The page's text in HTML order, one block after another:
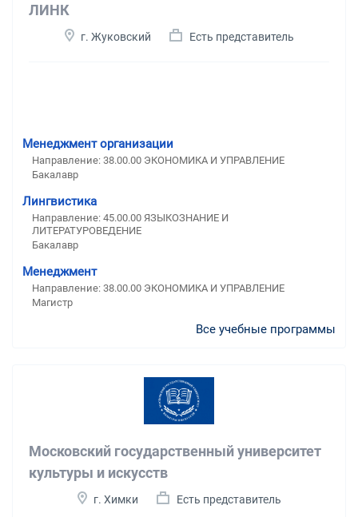
ЛИНК
г. Жуковский Есть представитель
Менеджмент организации
Направление: 38.00.00 ЭКОНОМИКА И УПРАВЛЕНИЕ
Бакалавр
Лингвистика
Направление: 45.00.00 ЯЗЫКОЗНАНИЕ И
ЛИТЕРАТУРОВЕДЕНИЕ
Бакалавр
Менеджмент
Направление: 38.00.00 ЭКОНОМИКА И УПРАВЛЕНИЕ
Магистр
Все учебные программы
Московский государственный университет
культуры и искусств
г. Химки Есть представитель